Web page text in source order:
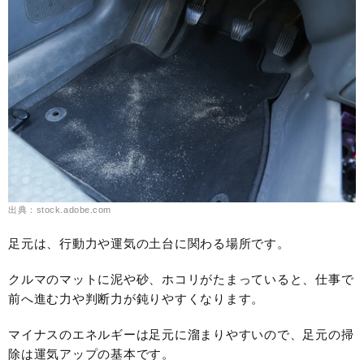
出典：stock.adobe.com
足元は、行動力や運気の土台に関わる場所です。
クルマのマットに泥や砂、ホコリがたまっていると、仕事で
前へ進む力や判断力が鈍りやすくなります。
マイナスのエネルギーは足元に溜まりやすいので、足元の掃
除は運気アップの基本です。